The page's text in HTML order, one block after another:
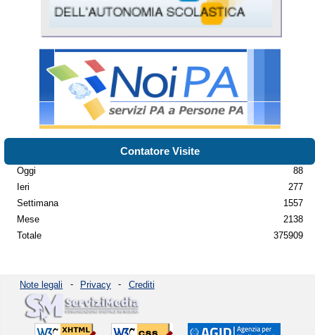
Contatore Visite
Oggi
88
Ieri
277
Settimana
1557
Mese
2138
Totale
375909
Note legali - Privacy - Crediti